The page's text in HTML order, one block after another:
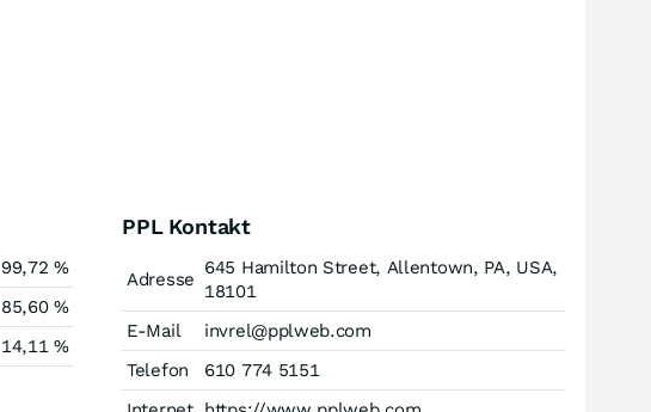
99,72 %
85,60 %
14,11 %
PPL Kontakt
Adresse
645 Hamilton Street, Allentown, PA, USA,
18101
E-Mail
invrel@pplweb.com
Telefon
610 774 5151